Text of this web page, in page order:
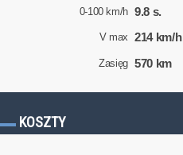
0-100 km/h 9.8 s.
V max 214 km/h
Zasięg 570 km
KOSZTY